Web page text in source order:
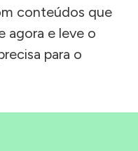
conteúdos que
agora e leve o
para o